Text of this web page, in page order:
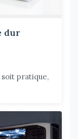
dur
pratique,